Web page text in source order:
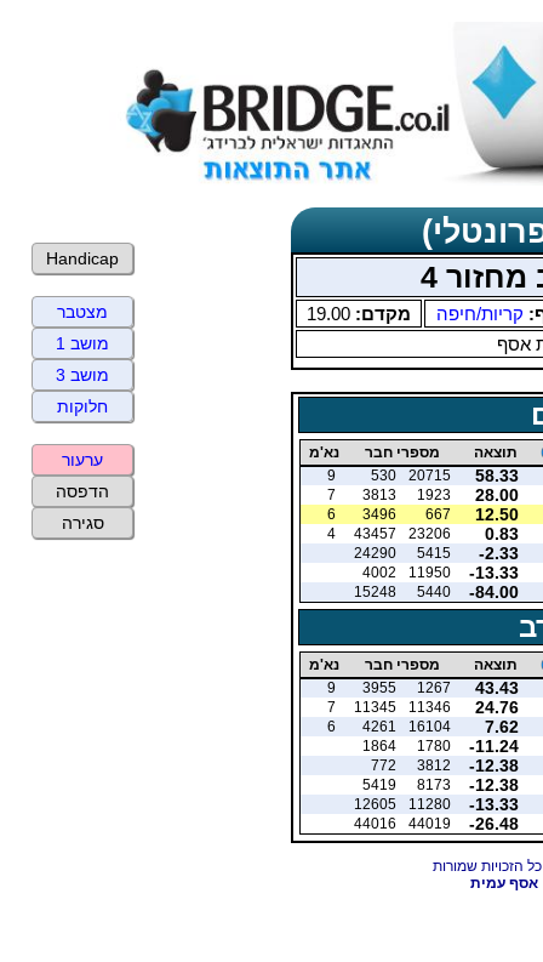
4
קריות/חיפה מקדם: 19.00
אסף
תוצאה מספרי חבר נא'מ
58.33
20715
530
9
28.00
1923
3813
7
12.50
667
3496
6
0.83
23206
43457
4
-2.33
5415
24290
-13.33
11950
4002
-84.00
5440
15248
תוצאה מספרי חבר נא'מ
43.43
1267
3955
9
24.76
11346
11345
7
7.62
16104
4261
6
-11.24
1780
1864
-12.38
3812
772
-12.38
8173
5419
-13.33
11280
12605
-26.48
44019
44016
אסף עמית
Handicap
מצטבר
מושב 1
מושב 3
חלוקות
ערעור
הדפסה
סגירה